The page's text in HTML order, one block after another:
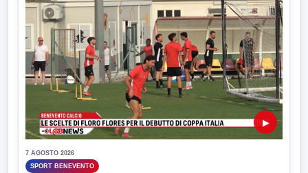
▶
7 AGOSTO 2026
SPORT BENEVENTO